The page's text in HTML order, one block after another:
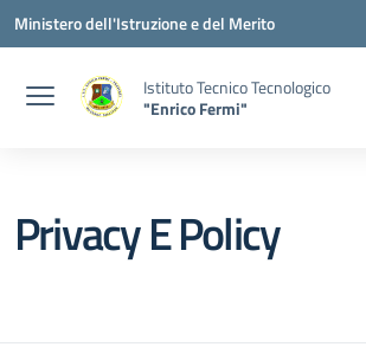
Vai ai contenuti
Vai al menu di navigazione
Vai al footer
Ministero dell'Istruzione e del Merito
Istituto Tecnico Tecnologico
"Enrico Fermi"
Privacy E Policy